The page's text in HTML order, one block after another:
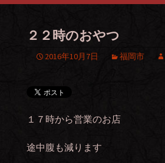
２２時のおやつ
2016年10月7日 福岡市
１７時から営業のお店
途中腹も減ります